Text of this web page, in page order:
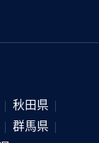
秋田県
群馬県